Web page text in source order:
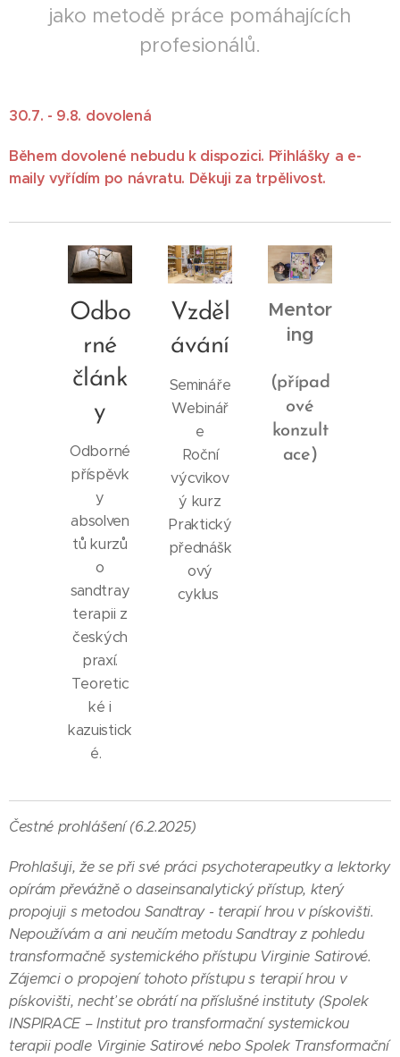
jako metodě práce pomáhajících
profesionálů.
30.7. - 9.8. dovolená
Během dovolené nebudu k dispozici. Přihlášky a e-
maily vyřídím po návratu. Děkuji za trpělivost.
Odbo
rné
článk
y
Odborné
příspěvk
y
absolven
tů kurzů
o
sandtray
terapii z
českých
praxí.
Teoretic
ké i
kazuistick
é.
Vzděl
ávání
Semináře
Webinář
e
Roční
výcvikov
ý kurz
Praktický
přednášk
ový
cyklus
Mentor
ing
(případ
ové
konzult
ace)
Čestné prohlášení (6.2.2025)
Prohlašuji, že se při své práci psychoterapeutky a lektorky
opírám převážně o daseinsanalytický přístup, který
propojuji s metodou Sandtray - terapií hrou v pískovišti.
Nepoužívám a ani neučím metodu Sandtray z pohledu
transformačně systemického přístupu Virginie Satirové.
Zájemci o propojení tohoto přístupu s terapií hrou v
pískovišti, nechť se obrátí na příslušné instituty (Spolek
INSPIRACE – Institut pro transformační systemickou
terapii podle Virginie Satirové nebo Spolek Transformační